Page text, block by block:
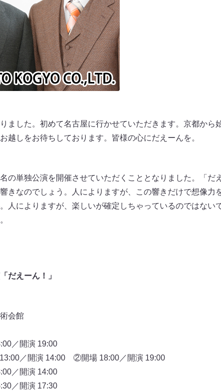
ました。初めて名古屋に行かせていただきます。京都から
越しをお待ちしております。皆様の心にだえーんを。
の単独公演を開催させていただくこととなりました。「だ
きなのでしょう。人によりますが、この響きだけで想像力
人によりますが、楽しいが確定しちゃっているのではない
だえーん！」
会館
／開演 19:00
／開演 14:00 ②開場 18:00／開演 19:00
／開演 14:00
／開演 17:30